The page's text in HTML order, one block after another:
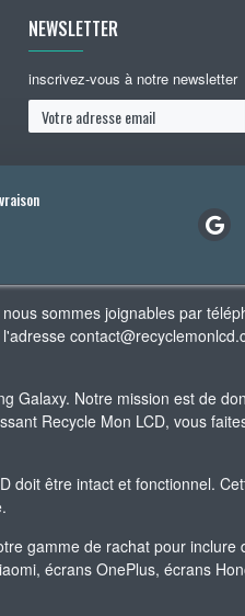
NEWSLETTER
inscrivez-vous à notre newsletter
sommes joignables par
Galaxy. Notre mission est de
Recycle Mon LCD, vous
doit être intact et fonctionnel.
gamme de rachat pour inclure
écrans OnePlus, écrans